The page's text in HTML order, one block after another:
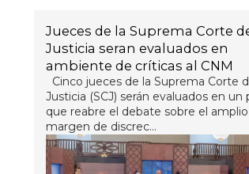
Jueces de la Suprema Corte
Justicia seran evaluados en
ambiente de críticas al CNM
Cinco jueces de la Suprema Corte
Justicia (SCJ) serán evaluados en un
que reabre el debate sobre el amplio
margen de discrec...